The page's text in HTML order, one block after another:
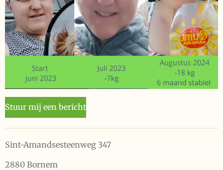
Stuur mij een bericht
Sint-Amandsesteenweg 347
2880 Bornem